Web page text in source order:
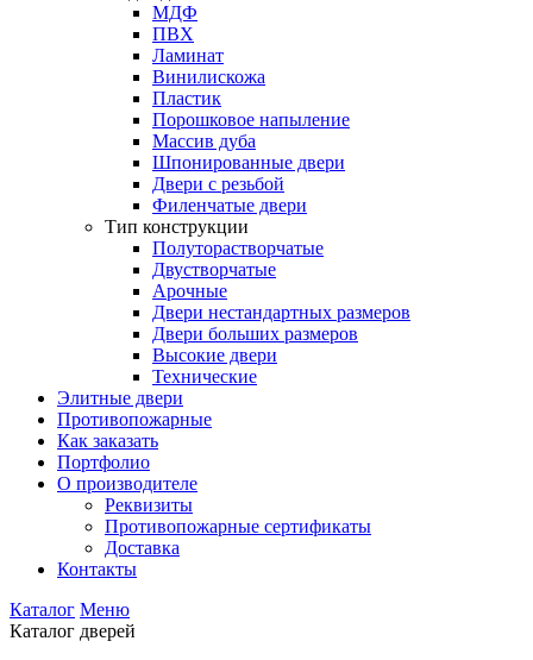
МДФ
ПВХ
Ламинат
Винилискожа
Пластик
Порошковое напыление
Массив дуба
Шпонированные двери
Двери с резьбой
Филенчатые двери
Тип конструкции
Полуторастворчатые
Двустворчатые
Арочные
Двери нестандартных размеров
Двери больших размеров
Высокие двери
Технические
Элитные двери
Противопожарные
Как заказать
Портфолио
О производителе
Реквизиты
Противопожарные сертификаты
Доставка
Контакты
Каталог Меню
Каталог дверей